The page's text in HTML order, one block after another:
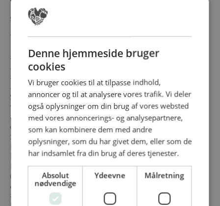
butik, Fastfood, catering, køkken, mm Du kan
smage ÆGTE italiensk Gelato. Retro
Lemonader, Kager, Portions Desserter, Cookies,
Toppings og meget meget mere. Vi har mange
nyheder med fx #Vegan Vafler, #Ispinde,
#Milkshake, #Frappe, #GlasDesserter,
#KaffeSirup & #CocktailSirup, #Smoothies,
#CakeHits, #SinglePackCake, #Dekoration,
#tapas osv. Vi har rigtig gode tilbud og
Startpakkeløsninger Lad dig også inspirere af
vores koncepter og opskrifter. #Carefooddk
#CarefoodOnTour #Carefood_Showroom Men
det slutter ikke her: Klik her og vi kontakter dig
: https://carefood.dk/kontakt-os/ Modtager du
ikke vores nyhedsbrev klik her :
https://carefood.activehosted.com/f/5
KATEGORIER www.Carefood.dk - #CATERING
(Tapas, brød, Fastfood, Snacks) - #ITALIENSKIS
& #ISPINDE #SOFTICE - #KAGER -
#DESSERTTILBEHØR (Topping, Drys,
Denne hjemmeside bruger
cookies
Vi bruger cookies til at tilpasse indhold,
annoncer og til at analysere vores trafik. Vi deler
også oplysninger om din brug af vores websted
med vores annoncerings- og analysepartnere,
som kan kombinere dem med andre
oplysninger, som du har givet dem, eller som de
har indsamlet fra din brug af deres tjenester.
Absolut
nødvendige
Ydeevne Målretning